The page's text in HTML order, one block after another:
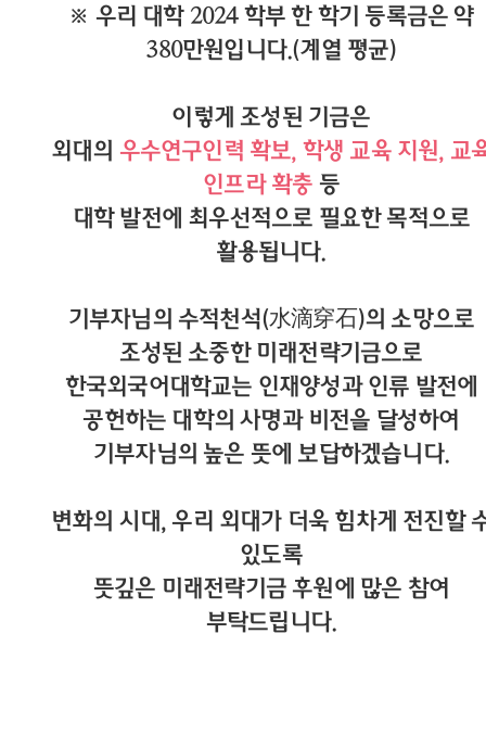
※ 우리 대학 2024 학부 한 학기 등록금은 약
380만원입니다.(계열 평균)
이렇게 조성된 기금은
외대의 우수연구인력 확보, 학생 교육 지원, 교
인프라 확충 등
대학 발전에 최우선적으로 필요한 목적으로
활용됩니다.
기부자님의 수적천석(水滴穿石)의 소망으로
조성된 소중한 미래전략기금으로
한국외국어대학교는 인재양성과 인류 발전에
공헌하는 대학의 사명과 비전을 달성하여
기부자님의 높은 뜻에 보답하겠습니다.
변화의 시대, 우리 외대가 더욱 힘차게 전진할
있도록
뜻깊은 미래전략기금 후원에 많은 참여
부탁드립니다.